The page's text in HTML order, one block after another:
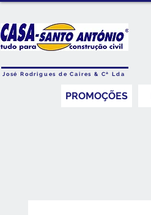
José Rodrigues de Caires & Cª Lda
PROMOÇÕES